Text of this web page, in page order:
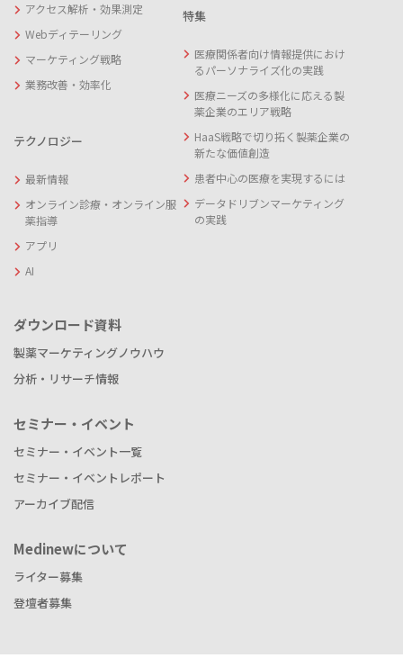
アクセス解析・効果測定
Webディテーリング
マーケティング戦略
業務改善・効率化
テクノロジー
最新情報
オンライン診療・オンライン服
薬指導
アプリ
AI
特集
医療関係者向け情報提供におけ
るパーソナライズ化の実践
医療ニーズの多様化に応える製
薬企業のエリア戦略
HaaS戦略で切り拓く製薬企業の
新たな価値創造
患者中心の医療を実現するには
データドリブンマーケティング
の実践
ダウンロード資料
製薬マーケティングノウハウ
分析・リサーチ情報
セミナー・イベント
セミナー・イベント一覧
セミナー・イベントレポート
アーカイブ配信
Medinewについて
ライター募集
登壇者募集